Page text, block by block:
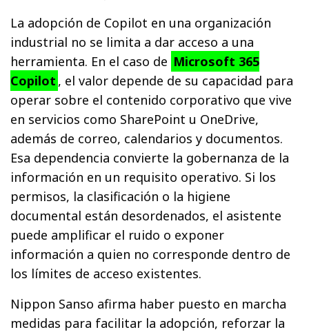
La adopción de Copilot en una organización
industrial no se limita a dar acceso a una
herramienta. En el caso de Microsoft 365
Copilot , el valor depende de su capacidad para
operar sobre el contenido corporativo que vive
en servicios como SharePoint u OneDrive,
además de correo, calendarios y documentos.
Esa dependencia convierte la gobernanza de la
información en un requisito operativo. Si los
permisos, la clasificación o la higiene
documental están desordenados, el asistente
puede amplificar el ruido o exponer
información a quien no corresponde dentro de
los límites de acceso existentes.
Nippon Sanso afirma haber puesto en marcha
medidas para facilitar la adopción, reforzar la